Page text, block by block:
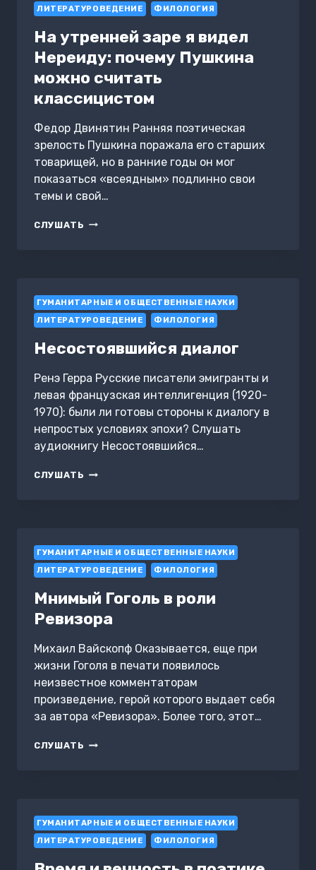
ЛИТЕРАТУРОВЕДЕНИЕ
ФИЛОЛОГИЯ
На утренней заре я видел
Нереиду: почему Пушкина
можно считать
классицистом
Федор Двинятин Ранняя поэтическая
зрелость Пушкина поражала его старших
товарищей, но в ранние годы он мог
показаться «всеядным» подлинно свои
темы и свой…
СЛУШАТЬ НА
ПОЧЕМУ
ПУШКИНА
МОЖНО
СЧИТАТЬ
КЛАССИЦИСТОМ
ГУМАНИТАРНЫЕ И ОБЩЕСТВЕННЫЕ НАУКИ
ЛИТЕРАТУРОВЕДЕНИЕ
ФИЛОЛОГИЯ
Несостоявшийся диалог
Ренэ Герра Русские писатели эмигранты и
левая французская интеллигенция (1920-
1970): были ли готовы стороны к диалогу в
непростых условиях эпохи? Слушать
аудиокнигу Несостоявшийся…
СЛУШАТЬ НЕСОСТОЯВШИЙСЯ
ГУМАНИТАРНЫЕ И ОБЩЕСТВЕННЫЕ НАУКИ
ЛИТЕРАТУРОВЕДЕНИЕ
ФИЛОЛОГИЯ
Мнимый Гоголь в роли
Ревизора
Михаил Вайскопф Оказывается, еще при
жизни Гоголя в печати появилось
неизвестное комментаторам
произведение, герой которого выдает себя
за автора «Ревизора». Более того, этот…
СЛУШАТЬ МНИМЫЙ
ГУМАНИТАРНЫЕ И ОБЩЕСТВЕННЫЕ НАУКИ
ЛИТЕРАТУРОВЕДЕНИЕ
ФИЛОЛОГИЯ